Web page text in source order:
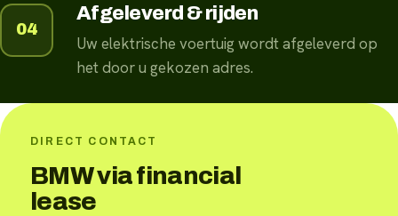
04
Afgeleverd & rijden
Uw elektrische voertuig wordt afgeleverd op
het door u gekozen adres.
DIRECT CONTACT
BMW via financial
lease